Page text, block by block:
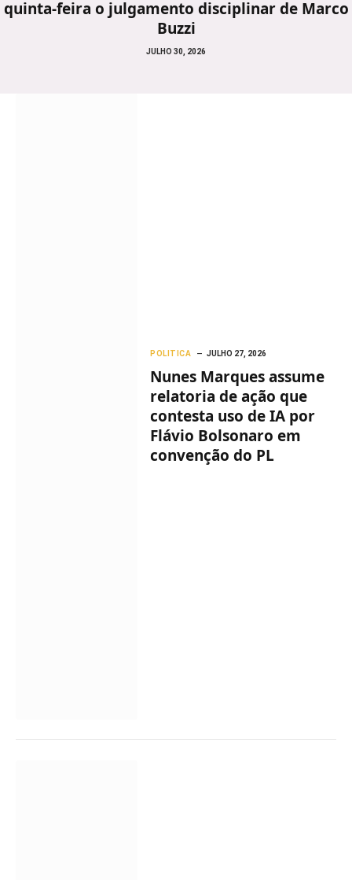
quinta-feira o julgamento disciplinar de Marco
Buzzi
JULHO 30, 2026
POLITICA JULHO 27, 2026
Nunes Marques assume
relatoria de ação que
contesta uso de IA por
Flávio Bolsonaro em
convenção do PL